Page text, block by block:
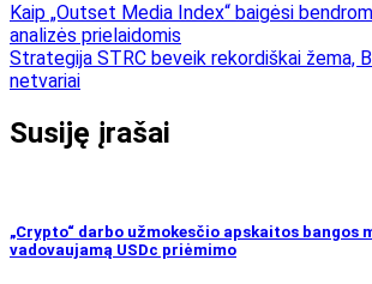
Kaip „Outset Media Index“ baigėsi
analizės prielaidomis
Strategija STRC beveik rekordiškai žema,
netvariai
Susiję įrašai
„Crypto“ darbo užmokesčio apskaitos bangos
vadovaujamą USDc priėmimo